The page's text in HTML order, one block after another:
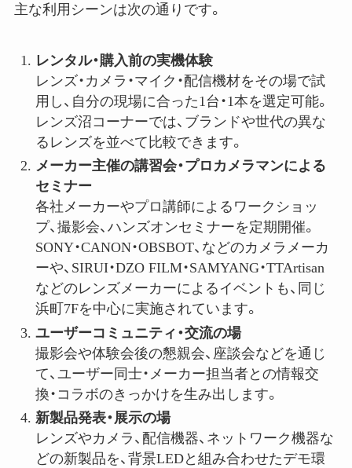
主な利用シーンは次の通りです。
レンタル・購入前の実機体験
レンズ・カメラ・マイク・配信機材をその場で試
用し、自分の現場に合った1台・1本を選定可能。
レンズ沼コーナーでは、ブランドや世代の異な
るレンズを並べて比較できます。
メーカー主催の講習会・プロカメラマンによる
セミナー
各社メーカーやプロ講師によるワークショッ
プ、撮影会、ハンズオンセミナーを定期開催。
SONY・CANON・OBSBOT、などのカメラメーカ
ーや、SIRUI・DZO FILM・SAMYANG・TTArtisan
などのレンズメーカーによるイベントも、同じ
浜町7Fを中心に実施されています。
ユーザーコミュニティ・交流の場
撮影会や体験会後の懇親会、座談会などを通じ
て、ユーザー同士・メーカー担当者との情報交
換・コラボのきっかけを生み出します。
新製品発表・展示の場
レンズやカメラ、配信機器、ネットワーク機器な
どの新製品を、背景LEDと組み合わせたデモ環